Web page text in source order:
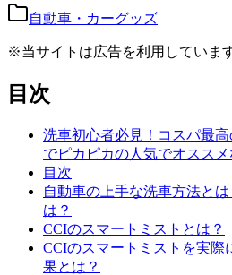
自動車・カーグッズ
※当サイトは広告を利用しています
目次
洗車初心者必見！コスパ最
でピカピカの人気でオススメ
目次
自動車の上手な洗車方法と
は？
CCIのスマートミストとは？
CCIのスマートミストを実際
果とは？